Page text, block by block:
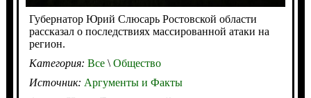
Губернатор Юрий Слюсарь Ростовской области
рассказал о последствиях массированной атаки на
регион.
Категория: Все\Общество
Источник: Аргументы и Факты